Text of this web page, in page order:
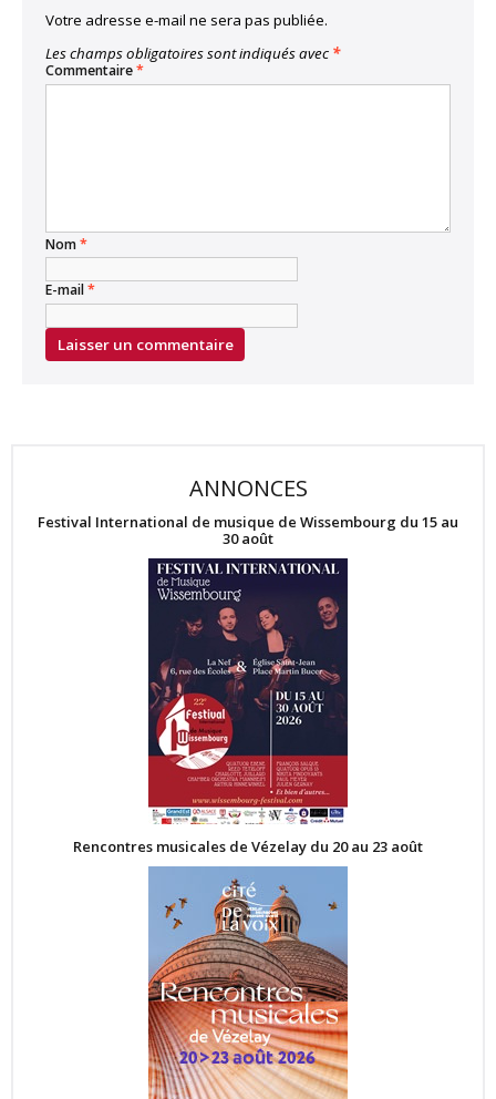
Votre adresse e-mail ne sera pas publiée.
Les champs obligatoires sont indiqués avec *
Commentaire*
Nom*
E-mail*
ANNONCES
Festival International de musique de Wissembourg du 15 au
30 août
Rencontres musicales de Vézelay du 20 au 23 août